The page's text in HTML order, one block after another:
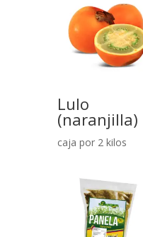
Lulo
(naranjilla)
caja por 2 kilos